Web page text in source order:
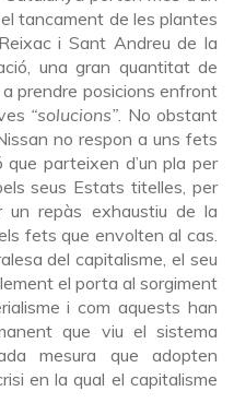
tancament de les plantes
i Sant Andreu de la
una gran quantitat de
prendre posicions enfront
“solucions” . No obstant
no respon a uns fets
parteixen d’un pla per
seus Estats titelles, per
repàs exhaustiu de la
fets que envolten al cas.
del capitalisme, el seu
el porta al sorgiment
i com aquests han
que viu el sistema
mesura que adopten
en la qual el capitalisme